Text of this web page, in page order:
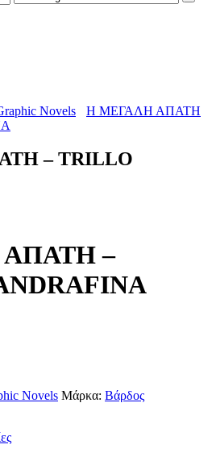
Novels
Η ΜΕΓΑΛΗ ΑΠΑΤΗ
– TRILLO
–
Novels Μάρκα: Βάρδος